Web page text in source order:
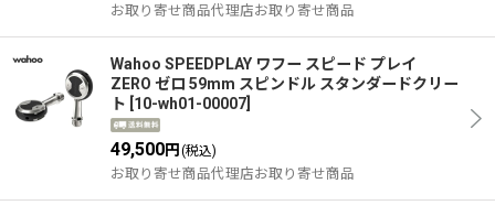
お取り寄せ商品代理店お取り寄せ商品
Wahoo SPEEDPLAY ワフー スピード プレイ
ZERO ゼロ 59mm スピンドル スタンダードクリー
ト 10-wh01-00007
49,500円(税込)
お取り寄せ商品代理店お取り寄せ商品